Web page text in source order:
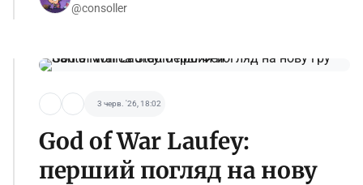
@consoller
3 черв. '26, 18:02
God of War Laufey:
перший погляд на нову